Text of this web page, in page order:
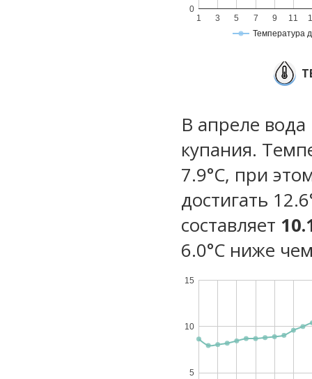
Температура
1 3 5 7 9 11
0
В апреле
купания.
7.9°C, при
достигать
составляет
6.0°C ниже
5
10
15